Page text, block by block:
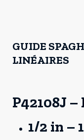
GUIDE
LINÉAIRES
P42108J
1/2 in –